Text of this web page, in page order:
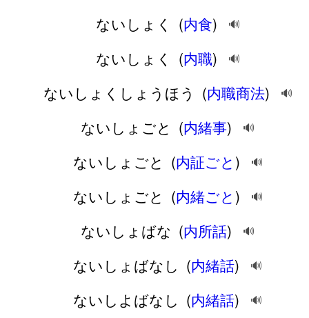
ないしょく (内食) 🔊
ないしょく (内職) 🔊
ないしょくしょうほう (内職商法) 🔊
ないしょごと (内緒事) 🔊
ないしょごと (内証ごと ) 🔊
ないしょごと (内緒ごと ) 🔊
ないしょばな (内所話) 🔊
ないしょばなし (内緒話) 🔊
ないしよばなし (内緒話) 🔊